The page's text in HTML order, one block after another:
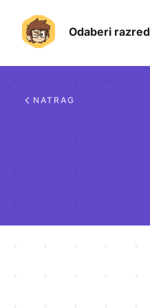
Odaberi razred
NATRAG